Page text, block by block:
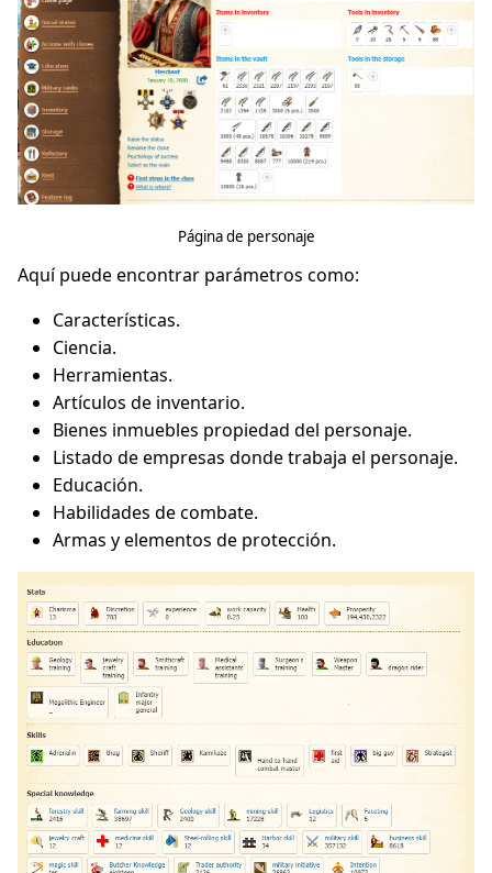
Página de personaje
Aquí puede encontrar parámetros como:
Características.
Ciencia.
Herramientas.
Artículos de inventario.
Bienes inmuebles propiedad del personaje.
Listado de empresas donde trabaja el personaje.
Educación.
Habilidades de combate.
Armas y elementos de protección.